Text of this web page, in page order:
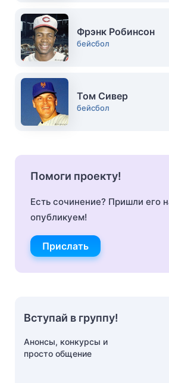
Фрэнк Робинсон
бейсбол
Том Сивер
бейсбол
Помоги проекту!
Есть сочинение? Пришли его
опубликуем!
Прислать
Вступай в группу!
Анонсы, конкурсы и
просто общение